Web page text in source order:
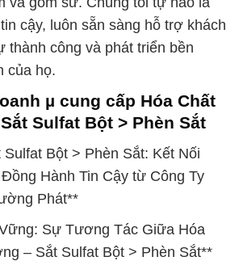
cậy, luôn sẵn sàng hỗ trợ khách
thành công và phát triển bền
của họ.
µ cung cấp Hóa Chất
Sulfat Bột > Phèn Sắt
Bột > Phèn Sắt: Kết Nối
Hành Tin Cậy từ Công Ty
Phát**
Sự Tương Tác Giữa Hóa
– Sắt Sulfat Bột > Phèn Sắt**